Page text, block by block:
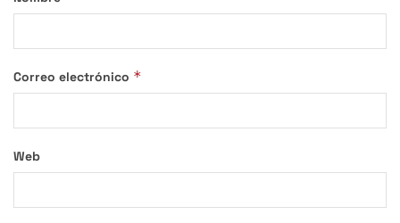
Correo electrónico *
Web